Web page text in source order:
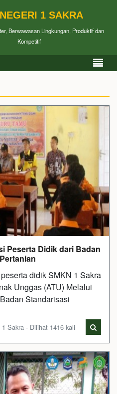
1 SAKRA
Berwawasan Lingkungan, Produktif dan
Kompetitif
Peserta Didik dari Badan
didik SMKN 1 Sakra
Unggas (ATU) Melalui
Standarisasi
Sakra - Dilihat 1416 kali